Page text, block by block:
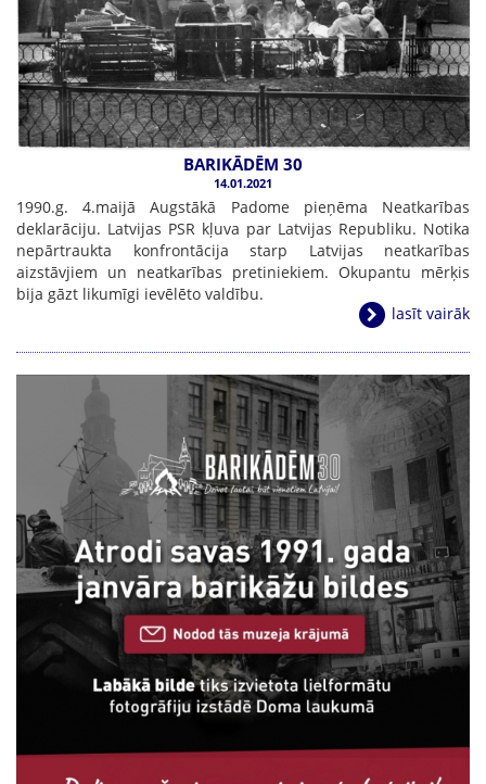
BARIKĀDĒM 30
14.01.2021
1990.g. 4.maijā Augstākā Padome pieņēma Neatkarības
deklarāciju. Latvijas PSR kļuva par Latvijas Republiku. Notika
nepārtraukta konfrontācija starp Latvijas neatkarības
aizstāvjiem un neatkarības pretiniekiem. Okupantu mērķis
bija gāzt likumīgi ievēlēto valdību.
lasīt vairāk